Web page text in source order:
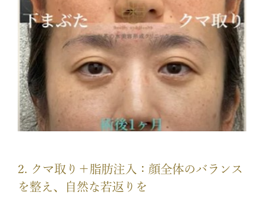
2. クマ取り＋脂肪注入：顔全体のバランス
を整え、自然な若返りを